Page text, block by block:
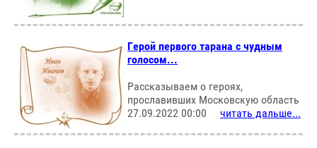
Герой первого тарана с чудным
голосом...
Рассказываем о героях,
прославивших Московскую область
27.09.2022 00:00
читать дальше...